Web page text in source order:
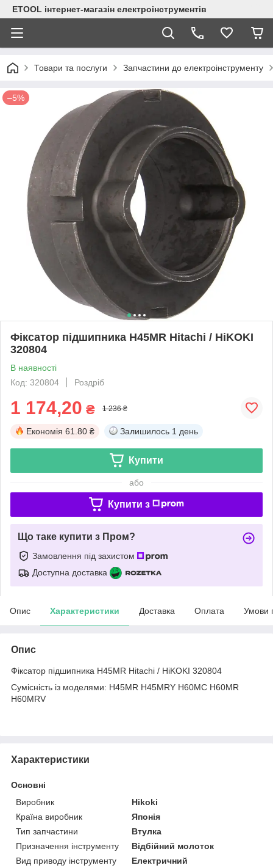
ETOOL інтернет-магазін електроінструментів
Товари та послуги Запчастини до електроінструменту
–5%
Фіксатор підшипника H45MR Hitachi / HiKOKI
320804
В наявності
Код: 320804
Роздріб
1 174,20 ₴ 1 236 ₴
Економія 61.80 ₴ Залишилось 1 день
Купити
або
Купити з
Що таке купити з Пром?
Замовлення під захистом
Доступна доставка
Опис Характеристики Доставка Оплата Умови
Опис
Фіксатор підшипника H45MR Hitachi / HiKOKI 320804
Сумісність із моделями: H45MR H45MRY H60MC H60MR
H60MRV
Характеристики
Основні
Виробник
Hikoki
Країна виробник
Японія
Тип запчастини
Втулка
Призначення інструменту
Відбійний молоток
Вид приводу інструменту
Електричний